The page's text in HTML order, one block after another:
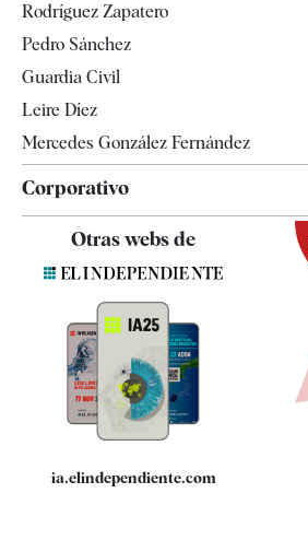
Televisión
Rodríguez Zapatero
Pedro Sánchez
Guardia Civil
Leire Díez
Mercedes González Fernández
Corporativo
Contacto
Quiénes somos
Especificaciones
Otras webs de
ia.elindependiente.com